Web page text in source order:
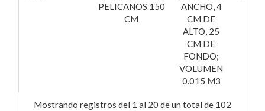
PELICANOS 150
CM
ANCHO, 4
CM DE
ALTO, 25
CM DE
FONDO;
VOLUMEN
0.015 M3
Mostrando registros del 1 al 20 de un total de 102